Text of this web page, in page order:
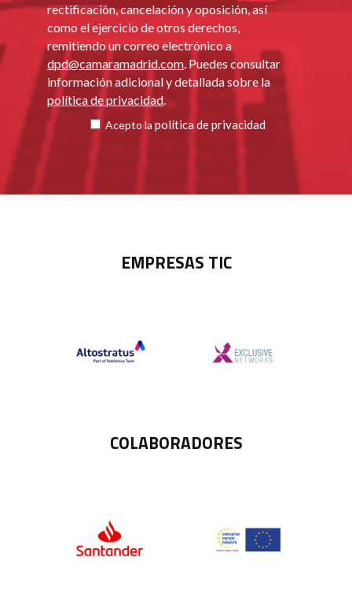
rectificación, cancelación y oposición, así
como el ejercicio de otros derechos,
remitiendo un correo electrónico a
dpd@camaramadrid.com . Puedes consultar
información adicional y detallada sobre la
política de privacidad
Acepto la política de privacidad
EMPRESAS TIC
COLABORADORES